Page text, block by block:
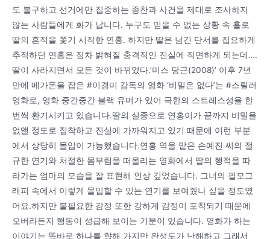
도 불구하고 선거에만 집중하는 종찬과 사건을 제대로 조사하지
않는 사람들에게 화가 납니다. 누구도 믿을 수 없는 상황 속 홀로
딸의 흔적을 쫓기 시작한 연홍. 하지만 딸은 남긴 단서를 집요하게
추적하던 연홍은 점차 밝혀질 충격적인 진실에 직면하게 되는데….
딸이 사라지면서 모든 것이 바뀌었다.’미스 당근(2008)’ 이후 7년
만에 메가폰을 잡은 #이경미 감독의 영화 ‘비밀은 없다’는 #스릴러
영화로, 영화 중간중간 블랙 유머가 있어 극한의 스트레스성을 한
번씩 환기시키고 있습니다.딸의 실종으로 연홍이가 끝까지 비밀을
없앨 정도로 집착하고 진실에 가까워지고 있기 때문에 이런 부분
에서 상당히 몰입이 가능했습니다.연홍 역을 맡은 손예진 씨의 절
규한 연기와 처절한 몸부림을 떠올리는 영화에서 딸의 행적을 따
라가는 엄마의 모습을 잘 표현해 인상 깊었습니다. 그녀의 필모그
래피 속에서 이렇게 몰입할 수 있는 연기를 보여줬나 싶을 정도였
어요.하지만 불필요한 감정 또한 강하게 감정이 포착되기 때문에
오버라든지 행동이 성급해 보이는 기분이 있습니다. 영화가 하는
이야기는 똑바로 하나를 향해 가지만 완성도가 난해하고 그래서